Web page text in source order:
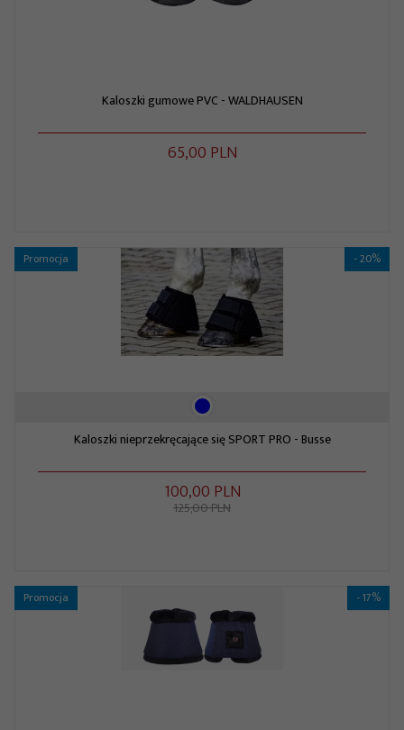
Kaloszki gumowe PVC - WALDHAUSEN
65,00 PLN
Promocja - 20%
Kaloszki nieprzekręcające się SPORT PRO - Busse
100,00 PLN
125,00 PLN
Promocja - 17%